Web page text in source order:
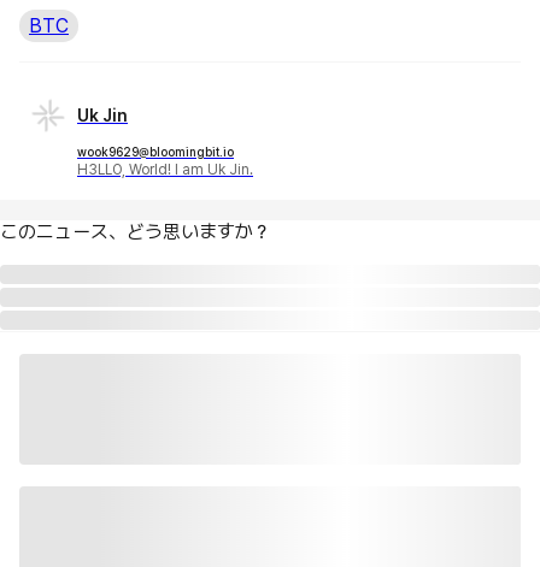
BTC
Uk Jin
wook9629@bloomingbit.io
H3LLO, World! I am Uk Jin.
このニュース、どう思いますか？